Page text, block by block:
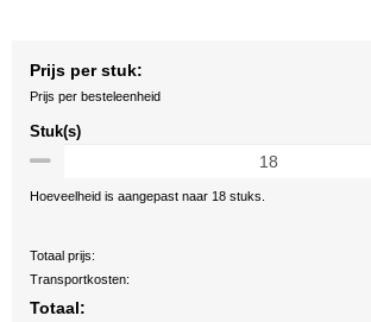
Prijs per stuk:
Prijs per besteleenheid
Stuk(s)
Hoeveelheid is aangepast naar 18 stuks.
Totaal prijs:
Transportkosten:
Totaal: